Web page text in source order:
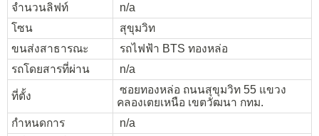
จำนวนลิฟท์
n/a
โซน
สุขุมวิท
ขนส่งสาธารณะ
รถไฟฟ้า BTS ทองหล่อ
รถโดยสารที่ผ่าน
n/a
ที่ตั้ง
ซอยทองหล่อ ถนนสุขุมวิท 55 แขวง
คลองเตยเหนือ เขตวัฒนา กทม.
กำหนดการ
n/a